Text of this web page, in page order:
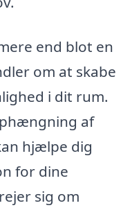
end blot en
om at skabe
i dit rum.
af
hjælpe dig
for dine
sig om